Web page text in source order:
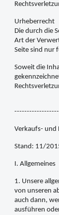
Urheberrecht
Die durch die
Art der
Seite sind nur
Soweit die
Verkaufs- und
Stand: 11/
I. Allgemeines
1. Unsere
von unseren
auch dann,
ausführen